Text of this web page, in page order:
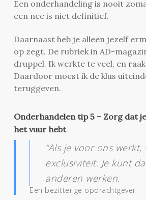
Een onderhandeling is nooit
een nee is niet definitief.
Daarnaast heb je alleen jezelf
op zegt. De rubriek in AD-
druppel. Ik werkte te veel, en
Daardoor moest ik de klus
teruggeven.
Onderhandelen tip 5 – Zorg dat
het vuur hebt
“Als je voor ons werkt,
exclusiviteit. Je kunt
anderen werken.
Een bezitterige opdrachtgever